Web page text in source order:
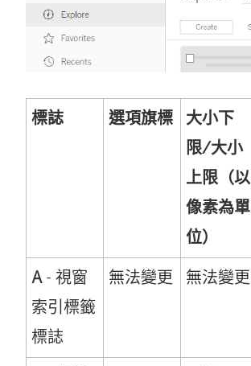
標誌 選項旗標
大小下
限/大小
上限（以
像素為單
位）
A- 視窗
索引標籤
標誌
無法變更 無法變更